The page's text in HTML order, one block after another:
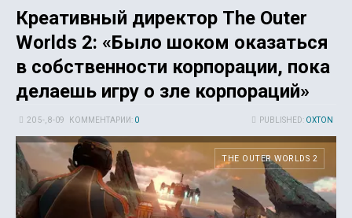
Креативный директор The Outer
Worlds 2: «Было шоком оказаться
в собственности корпорации, пока
делаешь игру о зле корпораций»
PUBLISHED: OXTON
20 5-, 8-09 КОММЕНТАРИИ: 0
THE OUTER WORLDS 2